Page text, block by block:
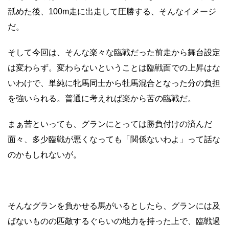
舐めた後、100m走に出走して圧勝する、そんなイメージ
だ。
そして今回は、そんな楽々な臨戦だった前走から舞台設定
は変わらず。変わらないということは臨戦面での上昇はな
いわけで、単純に牝馬同士から牡馬混合となった分の負担
を強いられる。普通に考えれば楽から苦の臨戦だ。
まぁ苦といっても、グランにとっては勝負付けの済んだ
面々、多少臨戦が悪くなっても「関係ないわよ」って話な
のかもしれないが。
そんなグランを負かせる馬がいるとしたら、グランには及
ばないものの匹敵するぐらいの地力を持った上で、臨戦過